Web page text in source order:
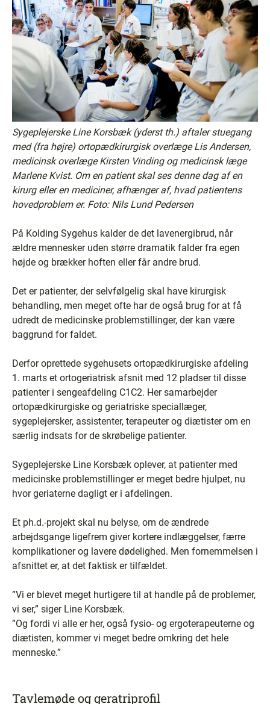
Sygeplejerske Line Korsbæk (yderst th.) aftaler stuegang
med (fra højre) ortopædkirurgisk overlæge Lis Andersen,
medicinsk overlæge Kirsten Vinding og medicinsk læge
Marlene Kvist. Om en patient skal ses denne dag af en
kirurg eller en mediciner, afhænger af, hvad patientens
hovedproblem er. Foto: Nils Lund Pedersen
På Kolding Sygehus kalder de det lavenergibrud, når
ældre mennesker uden større dramatik falder fra egen
højde og brækker hoften eller får andre brud.
Det er patienter, der selvfølgelig skal have kirurgisk
behandling, men meget ofte har de også brug for at få
udredt de medicinske problemstillinger, der kan være
baggrund for faldet.
Derfor oprettede sygehusets ortopædkirurgiske afdeling
1. marts et ortogeriatrisk afsnit med 12 pladser til disse
patienter i sengeafdeling C1C2. Her samarbejder
ortopædkirurgiske og geriatriske speciallæger,
sygeplejersker, assistenter, terapeuter og diætister om en
særlig indsats for de skrøbelige patienter.
Sygeplejerske Line Korsbæk oplever, at patienter med
medicinske problemstillinger er meget bedre hjulpet, nu
hvor geriaterne dagligt er i afdelingen.
Et ph.d.-projekt skal nu belyse, om de ændrede
arbejdsgange ligefrem giver kortere indlæggelser, færre
komplikationer og lavere dødelighed. Men fornemmelsen i
afsnittet er, at det faktisk er tilfældet.
”Vi er blevet meget hurtigere til at handle på de problemer,
vi ser,” siger Line Korsbæk.
”Og fordi vi alle er her, også fysio- og ergoterapeuterne og
diætisten, kommer vi meget bedre omkring det hele
menneske.”
Tavlemøde og geratriprofil